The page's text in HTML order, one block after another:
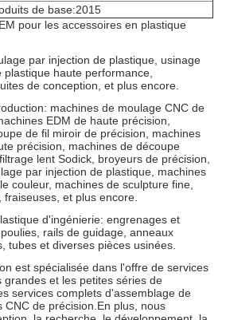
de base:2015
pour les accessoires en plastique
par injection de plastique, usinage
plastique haute performance,
de conception, et plus encore.
machines de moulage CNC de
EDM de haute précision,
de fil miroir de précision, machines
précision, machines de découpe
lent Sodick, broyeurs de précision,
par injection de plastique, machines
couleur, machines de sculpture fine,
et plus encore.
d'ingénierie: engrenages et
rails de guidage, anneaux
tubes et diverses pièces usinées.
est spécialisée dans l'offre de services
grandes et les petites séries de
services complets d'assemblage de
CNC de précision.En plus, nous